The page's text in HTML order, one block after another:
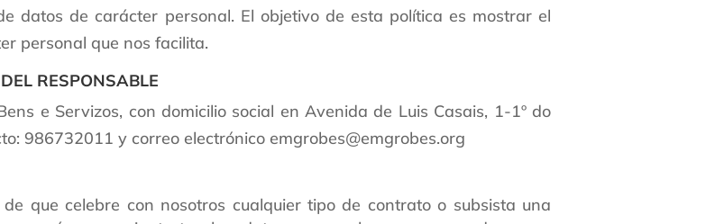
datos de carácter personal. El objetivo de esta política es mostrar el
personal que nos facilita.
RESPONSABLE
e Servizos, con domicilio social en Avenida de Luis Casais, 1-1º do
986732011 y correo electrónico emgrobes@emgrobes.org
que celebre con nosotros cualquier tipo de contrato o subsista una